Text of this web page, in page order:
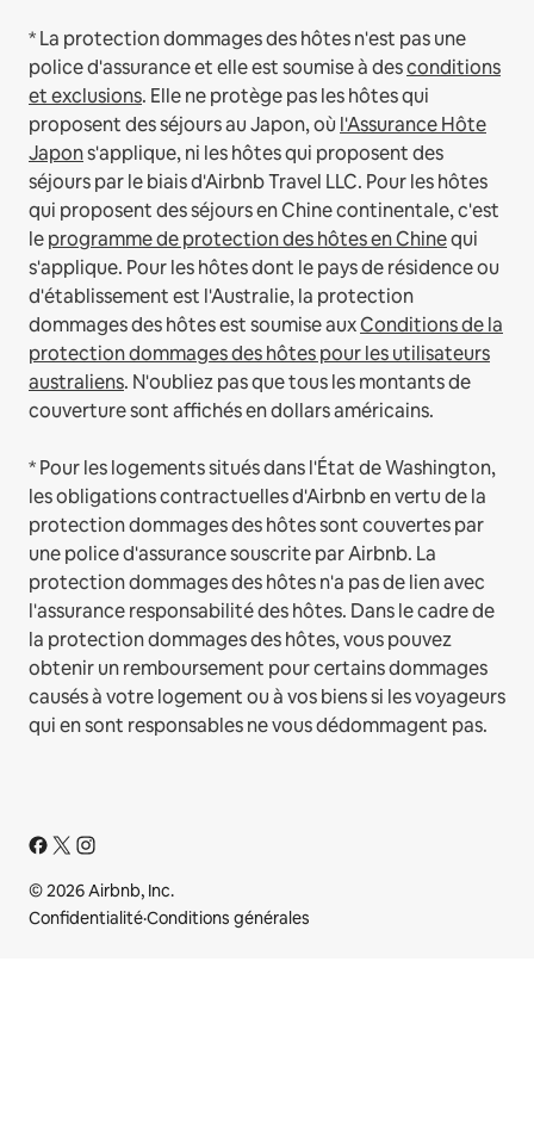
* La protection dommages des hôtes n'est pas une
police d'assurance et elle est soumise à desconditions
et exclusions. Elle ne protège pas les hôtes qui
proposent des séjours au Japon, où l'Assurance Hôte
Japons'applique, ni les hôtes qui proposent des
séjours par le biais d'Airbnb Travel LLC. Pour les hôtes
qui proposent des séjours en Chine continentale, c'est
leprogramme de protection des hôtes en Chinequi
s'applique. Pour les hôtes dont le pays de résidence ou
d'établissement est l'Australie, la protection
dommages des hôtes est soumise auxConditions de la
protection dommages des hôtes pour les utilisateurs
australiens. N'oubliez pas que tous les montants de
couverture sont affichés en dollars américains.
* Pour les logements situés dans l'État de Washington,
les obligations contractuelles d'Airbnb en vertu de la
protection dommages des hôtes sont couvertes par
une police d'assurance souscrite par Airbnb. La
protection dommages des hôtes n'a pas de lien avec
l'assurance responsabilité des hôtes. Dans le cadre de
la protection dommages des hôtes, vous pouvez
obtenir un remboursement pour certains dommages
causés à votre logement ou à vos biens si les voyageurs
qui en sont responsables ne vous dédommagent pas.
© 2026 Airbnb, Inc.
Confidentialité·Conditions générales